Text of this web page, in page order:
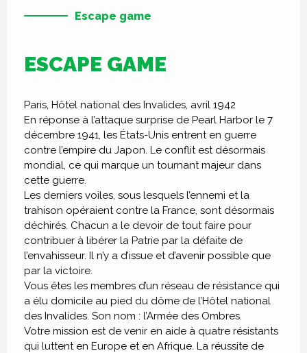
Escape game
ESCAPE GAME
Paris, Hôtel national des Invalides, avril 1942
En réponse à l’attaque surprise de Pearl Harbor le 7
décembre 1941, les États-Unis entrent en guerre
contre l’empire du Japon. Le conflit est désormais
mondial, ce qui marque un tournant majeur dans
cette guerre.
Les derniers voiles, sous lesquels l’ennemi et la
trahison opéraient contre la France, sont désormais
déchirés. Chacun a le devoir de tout faire pour
contribuer à libérer la Patrie par la défaite de
l’envahisseur. Il n’y a d’issue et d’avenir possible que
par la victoire.
Vous êtes les membres d’un réseau de résistance qui
a élu domicile au pied du dôme de l’Hôtel national
des Invalides. Son nom : l’Armée des Ombres.
Votre mission est de venir en aide à quatre résistants
qui luttent en Europe et en Afrique. La réussite de